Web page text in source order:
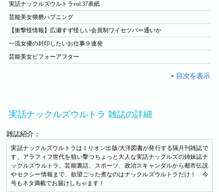
実話ナックルズウルトラvol.37表紙
芸能美女猥褻ハプニング
【衝撃怪情報】広瀬すず怪しい会員制ワイセツバー通いか
一流女優の封印したいお仕事９連発
芸能美女ビフォーアフター
実話ナックルズウルトラ 雑誌の詳細
雑誌紹介：
実話ナックルズウルトラはミリオン出版/大洋図書が発行する隔月刊雑誌で
す。アラフィフ世代を狙い撃つちょっと大人な実話ナックルズの姉妹誌ナ
ックルズウルトラ。芸能裏話、スポーツ、政治スキャンダルから都市伝説
やセクシー情報まで、欲望ごった煮なのはナックルズウルトラだけ！ 今
号もネタ満載でお届けしちゃます！